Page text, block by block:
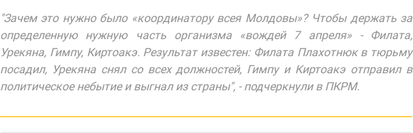
"Зачем это нужно было «координатору всея Молдовы»? Чтобы держать за
определенную нужную часть организма «вождей 7 апреля» - Филата,
Урекяна, Гимпу, Киртоакэ. Результат известен: Филата Плахотнюк в тюрьму
посадил, Урекяна снял со всех должностей, Гимпу и Киртоакэ отправил в
политическое небытие и выгнал из страны", - подчеркнули в ПКРМ.